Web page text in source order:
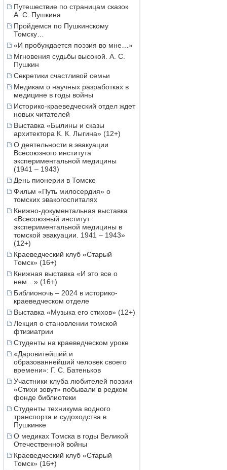
Путешествие по страницам сказок
А. С. Пушкина
Пройдемся по Пушкинскому
Томску…
«И пробуждается поэзия во мне…»
Мгновения судьбы высокой. А. С.
Пушкин
Секретики счастливой семьи
Медикам о научных разработках в
медицине в годы войны
Историко-краеведческий отдел ждет
новых читателей
Выставка «Былины и сказы
архитектора К. К. Лыгина» (12+)
О деятельности в эвакуации
Всесоюзного института
экспериментальной медицины
(1941 – 1943)
День пионерии в Томске
Фильм «Путь милосердия» о
томских эвакогоспиталях
Книжно-документальная выставка
«Всесоюзный институт
экспериментальной медицины в
томской эвакуации. 1941 – 1943»
(12+)
Краеведческий клуб «Старый
Томск» (16+)
Книжная выставка «И это все о
нем…» (16+)
Библионочь – 2024 в историко-
краеведческом отделе
Выставка «Музыка его стихов» (12+)
Лекция о становлении томской
фтизиатрии
Студенты на краеведческом уроке
«Даровитейший и
образованнейший человек своего
времени»: Г. С. Батеньков
Участники клуба любителей поэзии
«Стихи зовут» побывали в редком
фонде библиотеки
Студенты техникума водного
транспорта и судоходства в
Пушкинке
О медиках Томска в годы Великой
Отечественной войны
Краеведческий клуб «Старый
Томск» (16+)